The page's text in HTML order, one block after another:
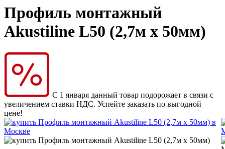
Профиль монтажный
Akustiline L50 (2,7м х 50мм)
С 1 января данный товар подорожает в связи с
увеличением ставки НДС. Успейте заказать по выгодной
цене!